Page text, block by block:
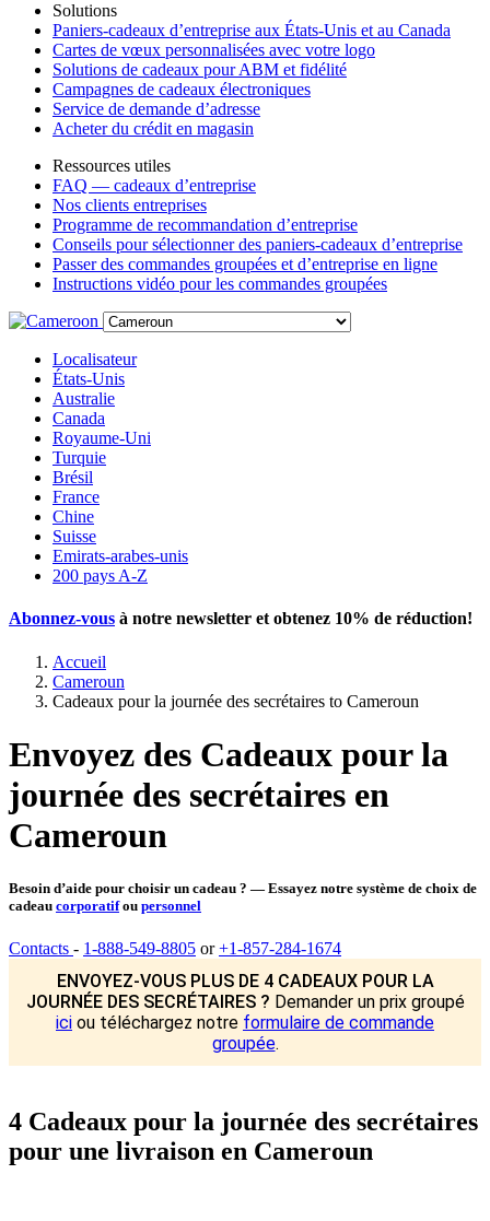
Solutions
Paniers-cadeaux d’entreprise aux États-Unis et au Canada
Cartes de vœux personnalisées avec votre logo
Solutions de cadeaux pour ABM et fidélité
Campagnes de cadeaux électroniques
Service de demande d’adresse
Acheter du crédit en magasin
Ressources utiles
FAQ — cadeaux d’entreprise
Nos clients entreprises
Programme de recommandation d’entreprise
Conseils pour sélectionner des paniers-cadeaux d’entreprise
Passer des commandes groupées et d’entreprise en ligne
Instructions vidéo pour les commandes groupées
Localisateur
États-Unis
Australie
Canada
Royaume-Uni
Turquie
Brésil
France
Chine
Suisse
Emirats-arabes-unis
200 pays A-Z
Abonnez-vous à notre newsletter et obtenez 10% de réduction!
Accueil
Cameroun
Cadeaux pour la journée des secrétaires to Cameroun
Envoyez des Cadeaux pour la
journée des secrétaires en
Cameroun
Besoin d’aide pour choisir un cadeau ? — Essayez notre système de choix de
cadeau corporatifou personnel
Contacts - 1-888-549-8805 or+1-857-284-1674
ENVOYEZ-VOUS PLUS DE 4 CADEAUX POUR LA
JOURNÉE DES SECRÉTAIRES ? Demander un prix groupé
ici ou téléchargez notre formulaire de commande
groupée.
4 Cadeaux pour la journée des secrétaires
pour une livraison en Cameroun